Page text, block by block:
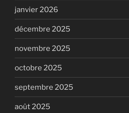
janvier 2026
décembre 2025
novembre 2025
octobre 2025
septembre 2025
août 2025